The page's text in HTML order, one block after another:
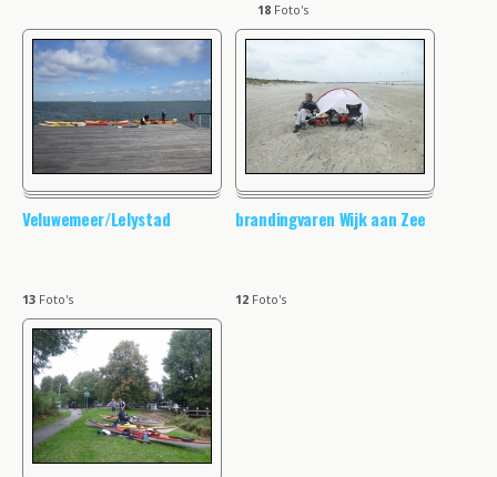
18 Foto's
Veluwemeer/Lelystad
13 Foto's
brandingvaren Wijk aan Zee
12 Foto's